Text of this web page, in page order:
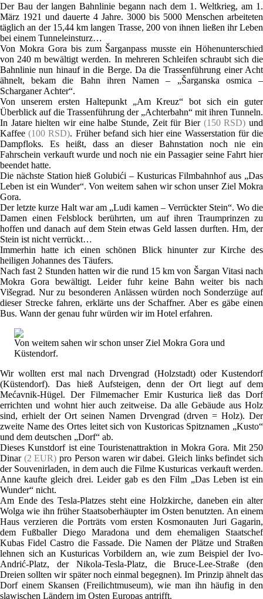
Der Bau der langen Bahnlinie begann nach dem 1. Weltkrieg, am 1.
März 1921 und dauerte 4 Jahre. 3000 bis 5000 Menschen arbeiteten
täglich an der 15,44 km langen Trasse, 200 von ihnen ließen ihr Leben
bei einem Tunneleinsturz…
Von Mokra Gora bis zum Šarganpass musste ein Höhenunterschied
von 240 m bewältigt werden. In mehreren Schleifen schraubt sich die
Bahnlinie nun hinauf in die Berge. Da die Trassenführung einer Acht
ähnelt, bekam die Bahn ihren Namen – „Šarganska osmica –
Scharganer Achter“.
Von unserem ersten Haltepunkt „Am Kreuz“ bot sich ein guter
Überblick auf die Trassenführung der „Achterbahn“ mit ihren Tunneln.
In Jatare hielten wir eine halbe Stunde, Zeit für Bier (150 RSD) und
Kaffee(100 RSD). Früher befand sich hier eine Wasserstation für die
Dampfloks. Es heißt, dass an dieser Bahnstation noch nie ein
Fahrschein verkauft wurde und noch nie ein Passagier seine Fahrt hier
beendet hatte.
Die nächste Station hieß Golubići – Kusturicas Filmbahnhof aus „Das
Leben ist ein Wunder“. Von weitem sahen wir schon unser Ziel Mokra
Gora.
Der letzte kurze Halt war am „Ludi kamen – Verrückter Stein“. Wo die
Damen einen Felsblock berührten, um auf ihren Traumprinzen zu
hoffen und danach auf dem Stein etwas Geld lassen durften. Hm, der
Stein ist nicht verrückt…
Immerhin hatte ich einen schönen Blick hinunter zur Kirche des
heiligen Johannes des Täufers.
Nach fast 2 Stunden hatten wir die rund 15 km von Šargan Vitasi nach
Mokra Gora bewältigt. Leider fuhr keine Bahn weiter bis nach
Višegrad. Nur zu besonderen Anlässen würden noch Sonderzüge auf
dieser Strecke fahren, erklärte uns der Schaffner. Aber es gäbe einen
Bus. Wann der genau fuhr würden wir im Hotel erfahren.
Von weitem sahen wir schon unser Ziel Mokra Gora und
Küstendorf.
Wir wollten erst mal nach Drvengrad (Holzstadt) oder Kustendorf
(Küstendorf). Das hieß Aufsteigen, denn der Ort liegt auf dem
Mećavnik-Hügel. Der Filmemacher Emir Kusturica ließ das Dorf
errichten und wohnt hier auch zeitweise. Da alle Gebäude aus Holz
sind, erhielt der Ort seinen Namen Drvengrad (drven = Holz). Der
zweite Name des Ortes leitet sich von Kustoricas Spitznamen „Kusto“
und dem deutschen „Dorf“ ab.
Dieses Kunstdorf ist eine Touristenattraktion in Mokra Gora. Mit 250
Dinar (2 EUR) pro Person waren wir dabei. Gleich links befindet sich
der Souvenirladen, in dem auch die Filme Kusturicas verkauft werden.
Anne kaufte gleich drei. Leider gab es den Film „Das Leben ist ein
Wunder“ nicht.
Am Ende des Tesla-Platzes steht eine Holzkirche, daneben ein alter
Wolga wie ihn früher Staatsoberhäupter im Osten benutzten. An einem
Haus verzieren die Porträts vom ersten Kosmonauten Juri Gagarin,
dem Fußballer Diego Maradona und dem ehemaligen Staatschef
Kubas Fidel Castro die Fassade. Die Namen der Plätze und Straßen
lehnen sich an Kusturicas Vorbildern an, wie zum Beispiel der Ivo-
Andrić-Platz, der Nikola-Tesla-Platz, die Bruce-Lee-Straße (den
Dreien sollten wir später noch einmal begegnen). Im Prinzip ähnelt das
Dorf einem Skansen (Freilichtmuseum), wie man ihn häufig in den
slawischen Ländern im Osten Europas antrifft.